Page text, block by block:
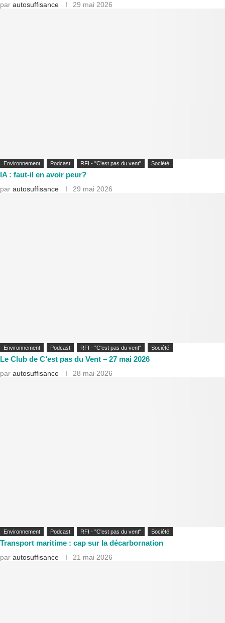
par autosuffisance 29 mai 2026
Environnement Podcast RFI - "C'est pas du vent" Société
IA : faut-il en avoir peur?
par autosuffisance 29 mai 2026
Environnement Podcast RFI - "C'est pas du vent" Société
Le Club de C’est pas du Vent – 27 mai 2026
par autosuffisance 28 mai 2026
Environnement Podcast RFI - "C'est pas du vent" Société
Transport maritime : cap sur la décarbornation
par autosuffisance 21 mai 2026